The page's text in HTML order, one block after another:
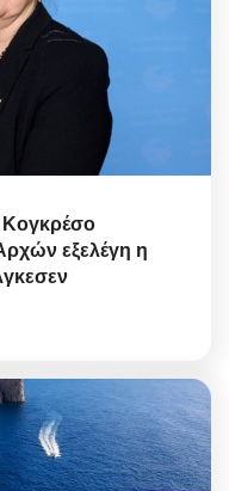
εξελέγη η